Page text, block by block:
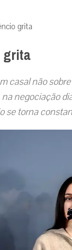
grita
casal não
negociação
se torna